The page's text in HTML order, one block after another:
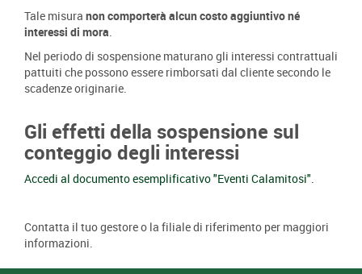
Tale misura non comporterà alcun costo aggiuntivo né
interessi di mora.
Nel periodo di sospensione maturano gli interessi contrattuali
pattuiti che possono essere rimborsati dal cliente secondo le
scadenze originarie.
Gli effetti della sospensione sul
conteggio degli interessi
Accedi al documento esemplificativo "Eventi Calamitosi".
Contatta il tuo gestore o la filiale di riferimento per maggiori
informazioni.